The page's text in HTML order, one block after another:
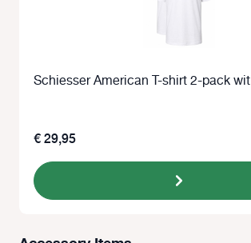
Schiesser American T-shirt 2-pack wit
€ 29,95